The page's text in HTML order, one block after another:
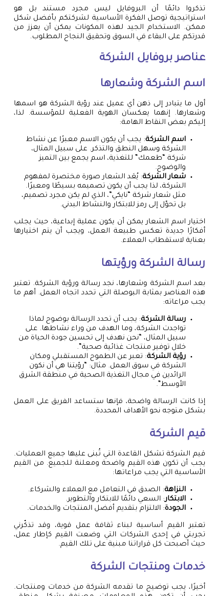
تذكروا دائمًا أن البروفايل ليس مجرد مستند بل هو
استراتيجية توصل الفكرة الأساسية لشركتكم بأفضل شكل
ممكن. الاستخدام الجيد لهذه المكونات يمكن أن يعزز من
قدرتكم على البقاء في السوق وتحقيق النجاح المطلوب.
عناصر بروفايل الشركة
اسم الشركة وشعارها
أول ما يتبادر إلى ذهن أي عميل عند رؤية الشركة هو اسمها
وشعارها. إنهما يعكسان الهوية الفعلية للمؤسسة. لذا،
إليكم بعض النقاط الهامة:
اسم الشركة: يجب أن يكون الاسم معبرًا عن نشاط
الشركة وسهل النطق والتذكر. على سبيل المثال،
شركة “طعمك” للتغذية، اسم يجمع بين التميز
والوضوح.
شعار الشركة: يُعَد الشعار صورة مختصرة لمفهوم
الشركة، لذا يجب أن يكون تصميمه بسيطًا ومعبرًا.
مثل شعار شركة “نايكي”، الذي لم يكن مجرد تصميم،
بل تحوّل إلى رمز للابتكار والنشاط البدني.
اختيار اسم الشعار يمكن أن يكون عملية إبداعية، حيث يجلب
أفكارًا جديدة تعكس طبيعة العمل، ويجب أن يتم اختيارها
بعناية لاستقطاب العملاء.
رسالة الشركة ورؤيتها
بعد اسم الشركة وشعارها، نجد رسالة ورؤية الشركة. تعتبر
هذه العناصر بمثابة البوصلة التي تحدد اتجاه العمل. أهم ما
يجب مراعاته:
رسالة الشركة: يجب أن تحدد الرسالة بوضوح لماذا
تواجدت الشركة، وما الهدف من وراء نشاطها. على
سبيل المثال، “نحن نهدف إلى تحسين جودة الحياة من
خلال توفير منتجات غذائية صحية”.
رؤية الشركة: تعبر عن الطموح المستقبلي ومكان
الشركة في سوق العمل. مثال: “رؤيتنا هي أن نكون
الرائدين في مجال التغذية الصحية في منطقة الشرق
الأوسط”.
إذا كانت الرسالة واضحة، فإنها ستساعد الفريق على العمل
بشكل متوجه نحو الأهداف المحددة.
قيم الشركة
قيم الشركة تشكل القاعدة التي تُبنى عليها جميع العمليات.
يجب أن تكون هذه القيم واضحة ومعلنة للجميع. من القيم
الأساسية التي يجب مراعاتها:
النزاهة: الصدق في التعامل مع العملاء والشركاء.
الابتكار: السعي دائمًا للابتكار والتطوير.
الجودة: الالتزام بتقديم أفضل المنتجات والخدمات.
تعتبر القيم أساسية لبناء ثقافة عمل قوية، وقد تذكّرني
تجربتي في إحدى الشركات التي وضعت القيم كإطار عمل،
حيث أصبحت كل قراراتنا مبنية على تلك القيم.
خدمات ومنتجات الشركة
أخيرًا، يجب توضيح ما تقدمه الشركة من خدمات ومنتجات.